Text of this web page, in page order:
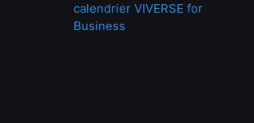
calendrier VIVERSE for
Business